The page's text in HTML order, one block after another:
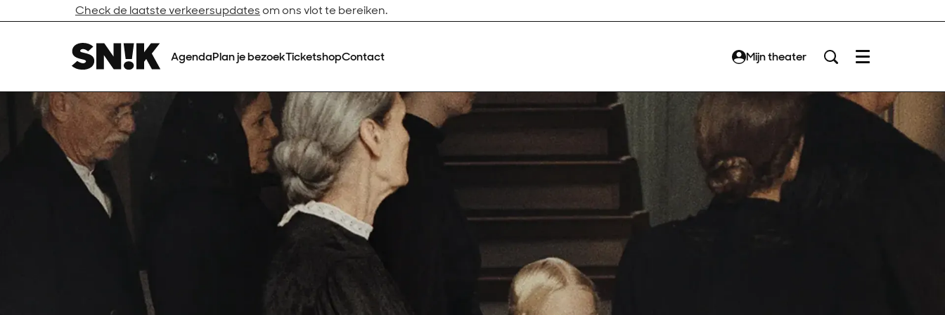
Check de laatste verkeersupdatesom ons vlot te bereiken.
AgendaPlan je bezoekTicketshopContact Mijn theater Menu